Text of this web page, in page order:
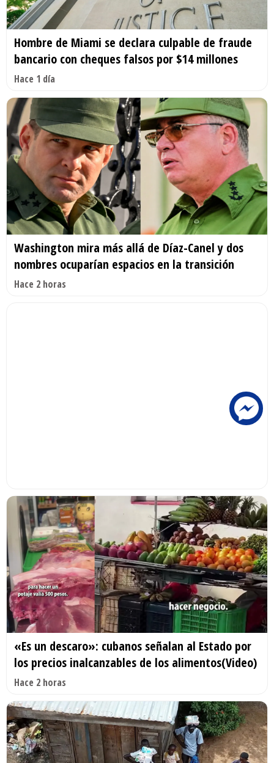
Hombre de Miami se declara culpable de fraude
bancario con cheques falsos por $14 millones
Hace 1 día
Washington mira más allá de Díaz-Canel y dos
nombres ocuparían espacios en la transición
Hace 2 horas
«Es un descaro»: cubanos señalan al Estado por
los precios inalcanzables de los alimentos(Video)
Hace 2 horas